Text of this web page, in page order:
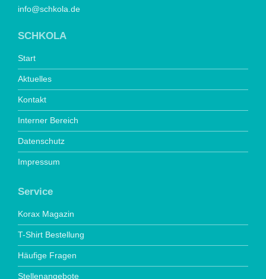
info@schkola.de
SCHKOLA
Start
Aktuelles
Kontakt
Interner Bereich
Datenschutz
Impressum
Service
Korax Magazin
T-Shirt Bestellung
Häufige Fragen
Stellenangebote